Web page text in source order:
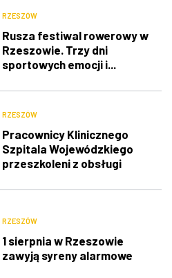
RZESZÓW
Rusza festiwal rowerowy w
Rzeszowie. Trzy dni
sportowych emocji i...
RZESZÓW
Pracownicy Klinicznego
Szpitala Wojewódzkiego
przeszkoleni z obsługi
śmigłowców LPR
RZESZÓW
1 sierpnia w Rzeszowie
zawyją syreny alarmowe